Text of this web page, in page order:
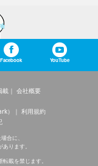
Facebook YouTube
載
会社概要
）
利用規約
合に、
ります。
載を禁じます。